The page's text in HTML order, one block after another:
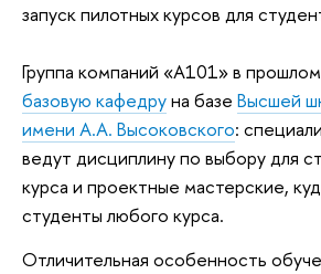
запуск пилотных курсов для
Группа компаний «A101» в
базовую кафедруна базе Высшей
имени А.А. Высоковского:
ведут дисциплину по выбору для
курса и проектные мастерские,
студенты любого курса.
Отличительная особенность